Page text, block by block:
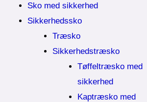
Sko med sikkerhed
Sikkerhedssko
Træsko
Sikkerhedstræsko
Tøffeltræsko med
sikkerhed
Kaptræsko med